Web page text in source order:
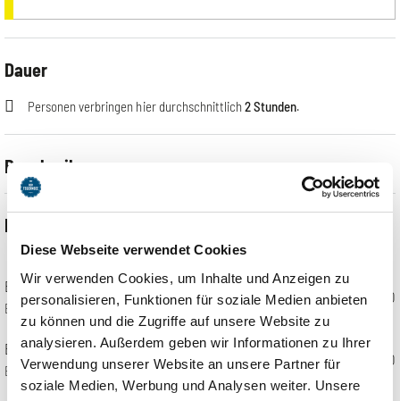
Diese Webseite verwendet Cookies
Wir verwenden Cookies, um Inhalte und Anzeigen zu
personalisieren, Funktionen für soziale Medien anbieten
zu können und die Zugriffe auf unsere Website zu
analysieren. Außerdem geben wir Informationen zu Ihrer
Verwendung unserer Website an unsere Partner für
soziale Medien, Werbung und Analysen weiter. Unsere
Dauer
Personen verbringen hier durchschnittlich2 Stunden.
Beschreibung
den See, unser Bikeverleih in Tegernsee bietet das richtige Rad für
Ihre Tour. Mit unseren modernen E-MTBS von FOCUS ist kein Berg
mehr zu steil
Preisliste
E-MTB Fully
Erwachsene (16+)
€55.00
E-MTB Fully mit Helm
Erwachsene (16+)
€59.00